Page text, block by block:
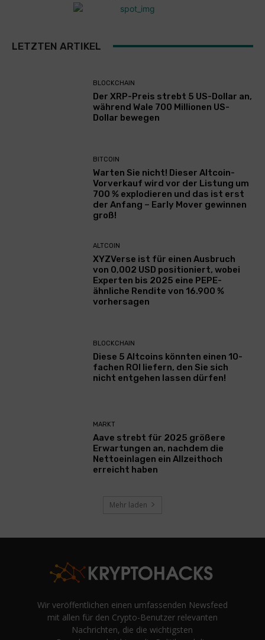
LETZTEN ARTIKEL
BLOCKCHAIN
Der XRP-Preis strebt 5 US-Dollar an,
während Wale 700 Millionen US-
Dollar bewegen
BITCOIN
Warten Sie nicht! Dieser Altcoin-
Vorverkauf wird vor der Listung um
700 % explodieren und das ist erst
der Anfang – Early Mover gewinnen
groß!
ALTCOIN
XYZVerse ist für einen Ausbruch
von 0,002 USD positioniert, wobei
Experten bis 2025 eine PEPE-
ähnliche Rendite von 16.900 %
vorhersagen
BLOCKCHAIN
Diese 5 Altcoins könnten einen 10-
fachen ROI liefern, den Sie sich
nicht entgehen lassen dürfen!
MARKT
Aave strebt für 2025 größere
Erwartungen an, nachdem die
Nettoeinlagen ein Allzeithoch
erreicht haben
Mehr laden
Wir veröffentlichen einen umfassenden Newsfeed
mit allen für den Crypto-Benutzer relevanten
Nachrichten, die die wichtigsten